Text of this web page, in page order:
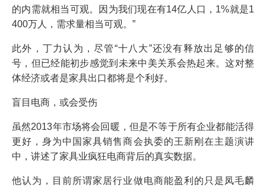
的内需就相当可观。因为我们现在有14亿人口，1%就是1
400万人，需求量相当可观。”
此外，丁力认为，尽管“十八大”还没有释放出足够的信
号，但已经能初步感觉到未来中美关系会热起来。这对整
体经济或者是家具出口都将是个利好。
盲目电商，或会受伤
虽然2013年市场将会回暖，但是不等于所有企业都能活得
更好，身为中国家具销售商会执委的王新刚在主题演讲
中，讲述了家具业疯狂电商背后的真实数据。
他认为，目前所谓家居行业做电商能盈利的只是凤毛麟